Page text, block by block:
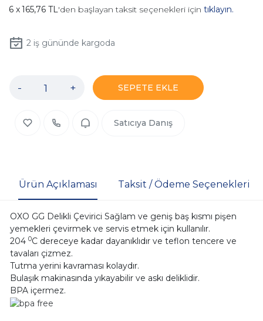
165,76 TL'den başlayan taksit seçenekleri için tıklayın.
2iş gününde kargoda
- + SEPETE EKLE
Satıcıya Danış
Ürün Açıklaması Taksit / Ödeme Seçenekleri
OXO GG Delikli Çevirici Sağlam ve geniş baş kısmı pişen
yemekleri çevirmek ve servis etmek için kullanılır.
204 0C dereceye kadar dayanıklıdır ve teflon tencere ve
tavaları çizmez.
Tutma yerini kavraması kolaydır.
Bulaşık makinasında yıkayabilir ve askı deliklidir.
BPA içermez.